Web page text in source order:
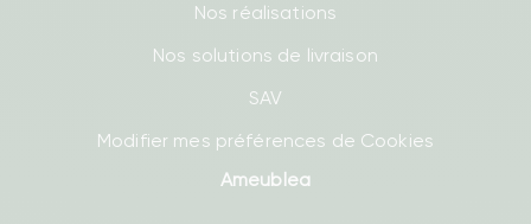
Nos réalisations
Nos solutions de livraison
SAV
Modifier mes préférences de Cookies
Ameublea